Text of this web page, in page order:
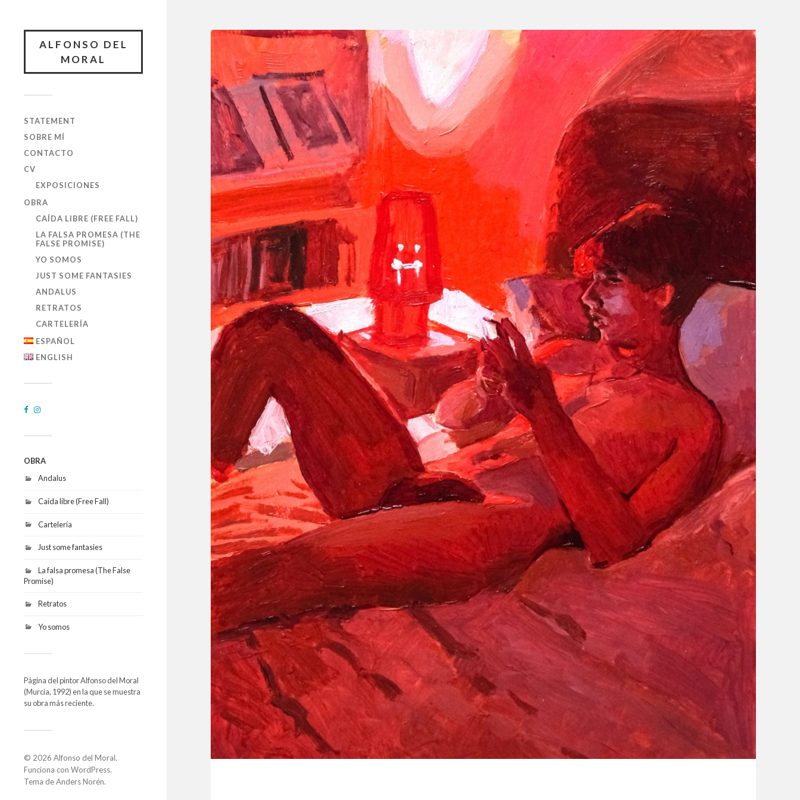
ALFONSO DEL
MORAL
STATEMENT
SOBRE MÍ
CONTACTO
CV
EXPOSICIONES
OBRA
CAÍDA LIBRE (FREE FALL)
LA FALSA PROMESA (THE
FALSE PROMISE)
YO SOMOS
JUST SOME FANTASIES
ANDALUS
RETRATOS
CARTELERÍA
ESPAÑOL
ENGLISH
OBRA
Andalus
Caída libre (Free Fall)
Cartelería
Just some fantasies
La falsa promesa (The False
Promise)
Retratos
Yo somos
Página del pintor Alfonso del Moral
(Murcia, 1992) en la que se muestra
su obra más reciente.
© 2026 Alfonso del Moral.
Funciona con WordPress.
Tema deAnders Norén.